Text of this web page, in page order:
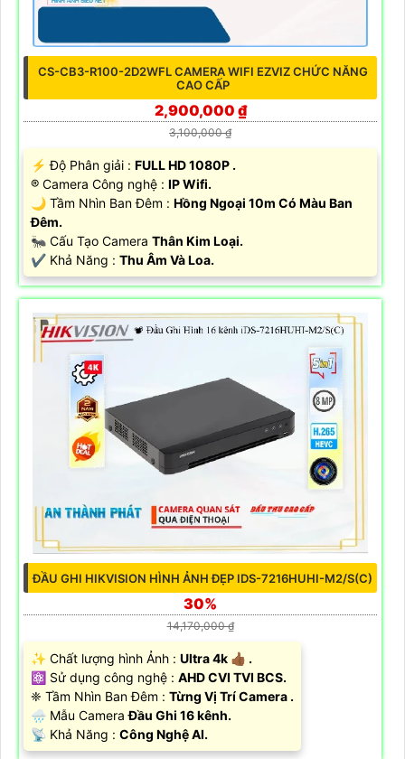
CS-CB3-R100-2D2WFL CAMERA WIFI EZVIZ CHỨC NĂNG
CAO CẤP
2,900,000 ₫
3,100,000 ₫
️⚡ Độ Phân giải : FULL HD 1080P .
®️ Camera Công nghệ : IP Wifi.
🌙 Tầm Nhìn Ban Đêm : Hồng Ngoại 10m Có Màu Ban
Đêm.
🐜 Cấu Tạo Camera Thân Kim Loại.
️✔️ Khả Năng : Thu Âm Và Loa.
ĐẦU GHI HIKVISION HÌNH ẢNH ĐẸP IDS-7216HUHI-M2/S(C)
30%
14,170,000 ₫
✨ Chất lượng hình Ảnh : Ultra 4k 👍🏾 .
⚛️ Sử dụng công nghệ : AHD CVI TVI BCS.
❈ Tầm Nhìn Ban Đêm : Từng Vị Trí Camera .
🌧️ Mẫu CameraĐầu Ghi 16 kênh.
️📡 Khả Năng : Công Nghệ AI.